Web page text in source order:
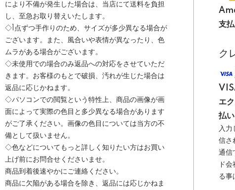
により不備が発生した場合は、当店にて送料を負担
し、至急お取り替えいたします。
◇1点ずつ手作りのため、サイズが多少異なる場合が
ございます。また、風合いや表情が異なったり、色
ムラがある場合がございます。
◇未使用での場合のみ返品への対応をさせていただ
きます。お客様のもとで破損、汚れが生じた場合は
返品に応じかねます。
◇パソコンでの閲覧という特性上、商品の画像が画
面によって実際の色目と多少異なる場合があります
がご了承ください。画像の色目については当方の不
備として扱いません。
◇色などについてもっと詳しく知りたい方はお買い
上げ前にお問合せくださいませ。
商品到着後速やかにご連絡ください。
商品に欠陥がある場合を除き、返品には応じかねま
支
ク
エ
払
入力
信さ
通信
ド
る事